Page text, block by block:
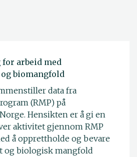
arbeid med
biomangfold
data fra
(RMP) på
Hensikten er å gi en
aktivitet gjennom RMP
å opprettholde og bevare
og biologisk mangfold